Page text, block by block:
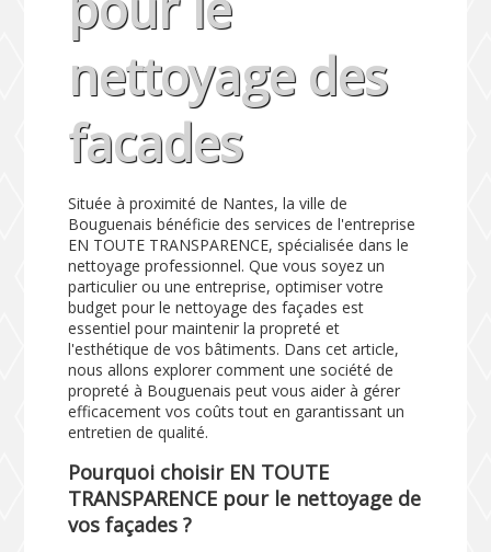
nettoyage des
facades
Située à proximité de Nantes, la ville de
Bouguenais bénéficie des services de l'entreprise
EN TOUTE TRANSPARENCE, spécialisée dans le
nettoyage professionnel. Que vous soyez un
particulier ou une entreprise, optimiser votre
budget pour le nettoyage des façades est
essentiel pour maintenir la propreté et
l'esthétique de vos bâtiments. Dans cet article,
nous allons explorer comment une société de
propreté à Bouguenais peut vous aider à gérer
efficacement vos coûts tout en garantissant un
entretien de qualité.
Pourquoi choisir EN TOUTE
TRANSPARENCE pour le nettoyage de
vos façades ?